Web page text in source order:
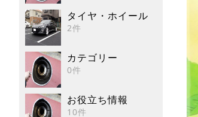
タイヤ・ホイール
2件
カテゴリー
0件
お役立ち情報
10件